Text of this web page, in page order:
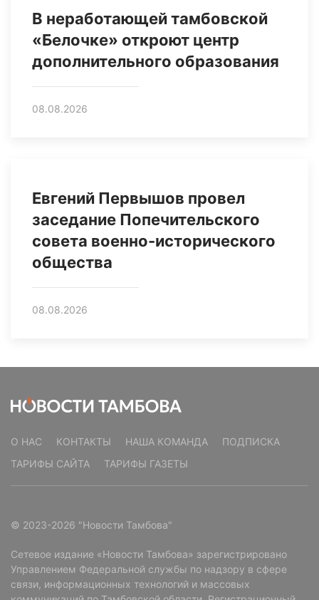
В неработающей тамбовской
«Белочке» откроют центр
дополнительного образования
08.08.2026
Евгений Первышов провел
заседание Попечительского
совета военно-исторического
общества
08.08.2026
О НАС КОНТАКТЫ НАША КОМАНДА
ПОДПИСКА
ТАРИФЫ САЙТА
ТАРИФЫ ГАЗЕТЫ
© 2023-2026 "Новости Тамбова"
Сетевое издание «Новости Тамбова» зарегистрировано
Управлением Федеральной службы по надзору в сфере
связи, информационных технологий и массовых